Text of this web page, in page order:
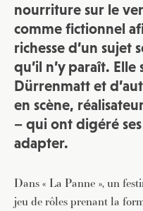
nourriture sur le
comme fictionnel
richesse d’un sujet
qu’il n’y paraît.
Dürrenmatt et
en scène,
– qui ont digéré
adapter.
Dans « La Panne », un
jeu de rôles prenant la